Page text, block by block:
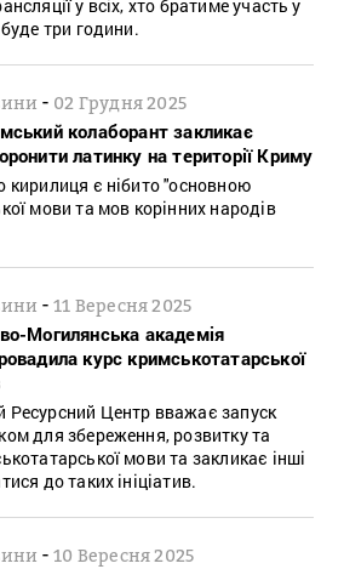
у всіх, хто братиме участь у
три години.
- 02 Грудня 2025
колаборант закликає
латинку на території Криму
є нібито "основною
мови та мов корінних народів
-11 Вересня 2025
Могилянська академія
курс кримськотатарської
Ресурсний Центр вважає запуск
для збереження, розвитку та
мови та закликає інші
до таких ініціатив.
-10 Вересня 2025